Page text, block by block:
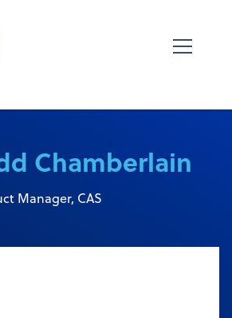
Chamberlain
Manager, CAS